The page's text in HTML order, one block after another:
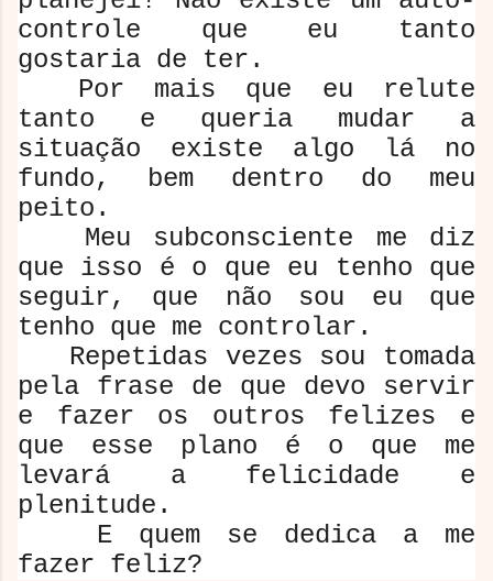
controle que eu tanto
gostaria de ter.
Por mais que eu relute
tanto e queria mudar a
situação existe algo lá no
fundo, bem dentro do meu
peito.
Meu subconsciente me diz
que isso é o que eu tenho que
seguir, que não sou eu que
tenho que me controlar.
Repetidas vezes sou tomada
pela frase de que devo servir
e fazer os outros felizes e
que esse plano é o que me
levará a felicidade e
plenitude.
E quem se dedica a me
fazer feliz?